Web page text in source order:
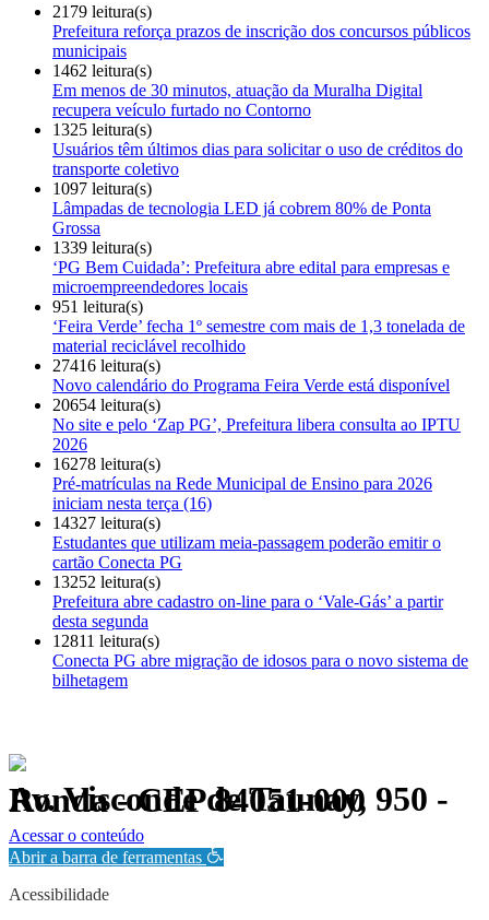
2179 leitura(s)
Prefeitura reforça prazos de inscrição dos concursos públicos
municipais
1462 leitura(s)
Em menos de 30 minutos, atuação da Muralha Digital
recupera veículo furtado no Contorno
1325 leitura(s)
Usuários têm últimos dias para solicitar o uso de créditos do
transporte coletivo
1097 leitura(s)
Lâmpadas de tecnologia LED já cobrem 80% de Ponta
Grossa
1339 leitura(s)
‘PG Bem Cuidada’: Prefeitura abre edital para empresas e
microempreendedores locais
951 leitura(s)
‘Feira Verde’ fecha 1º semestre com mais de 1,3 tonelada de
material reciclável recolhido
27416 leitura(s)
Novo calendário do Programa Feira Verde está disponível
20654 leitura(s)
No site e pelo ‘Zap PG’, Prefeitura libera consulta ao IPTU
2026
16278 leitura(s)
Pré-matrículas na Rede Municipal de Ensino para 2026
iniciam nesta terça (16)
14327 leitura(s)
Estudantes que utilizam meia-passagem poderão emitir o
cartão Conecta PG
13252 leitura(s)
Prefeitura abre cadastro on-line para o ‘Vale-Gás’ a partir
desta segunda
12811 leitura(s)
Conecta PG abre migração de idosos para o novo sistema de
bilhetagem
Av. Visconde de Taunay, 950 - Ronda - CEP 84051-000
Política de Privacidade.
Acessar o conteúdo
Abrir a barra de ferramentas
Acessibilidade